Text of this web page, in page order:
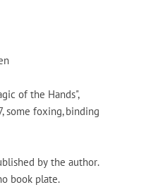
of the Hands",
some foxing, binding
by the author.
book plate.